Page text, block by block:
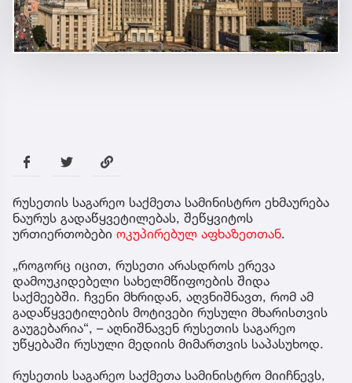
რუსეთის საგარეო საქმეთა სამინისტრო ეხმაურება
ნაურუს გადაწყვეტილებას, შეწყვიტოს
ურთიერთობები ოკუპირებულ აფხაზეთთან.
„როგორც იცით, რუსეთი არასდროს ერევა
დამოუკიდებელი სახელმწიფოების შიდა
საქმეებში. ჩვენი მხრიდან, აღვნიშნავთ, რომ ამ
გადაწყვეტილების მოტივები რუსული მხარისთვის
გაუგებარია“, – აღნიშნავენ რუსეთის საგარეო
უწყებაში რუსული მედიის მიმართვის საპასუხოდ.
რუსეთის საგარეო საქმეთა სამინისტრო მიიჩნევს,